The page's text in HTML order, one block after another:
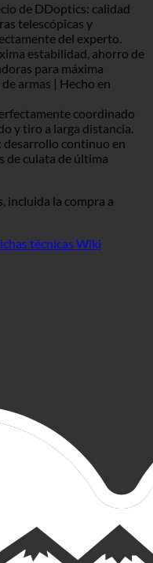
de DDoptics: calidad
telescópicas y
del experto.
estabilidad, ahorro de
para máxima
armas | Hecho en
coordinado
y tiro a larga distancia.
desarrollo continuo en
de culata de última
incluida la compra a
técnicas Wiki